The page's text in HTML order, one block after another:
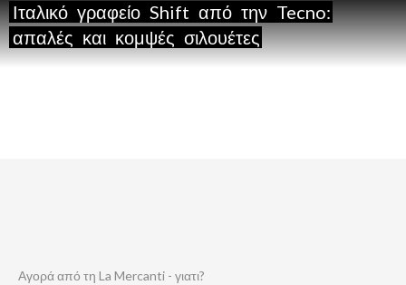
Ιταλικό γραφείο Shift από την Tecno:
απαλές και κομψές σιλουέτες
Αγορά από τη La Mercanti - γιατι?